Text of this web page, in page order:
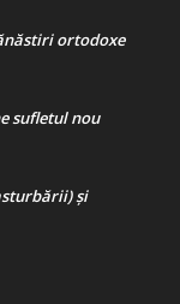
ortodoxe
sufletul nou
şi